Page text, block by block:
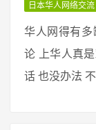
日本华人网络交流
华人网得有
论 上华人真
话 也没办法